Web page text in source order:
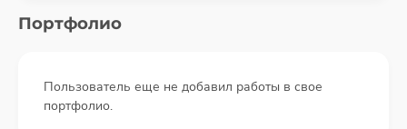
Портфолио
Пользователь еще не добавил работы в свое
портфолио.